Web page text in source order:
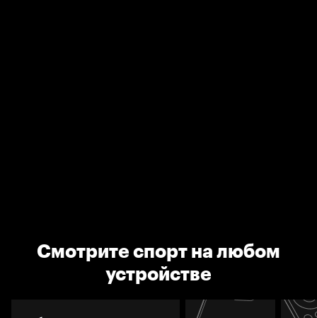
Смотрите спорт на любом
устройстве